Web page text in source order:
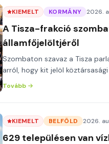
KIEMELT KORMÁNY 2026.
A Tisza-frakció
államfőjelöltjéről
Szombaton szavaz a Tisza
arról, hogy kit jelöl
kérdésére Bujdosó Andrea
Tovább
KIEMELT BELFÖLD 2026.
629 településen van